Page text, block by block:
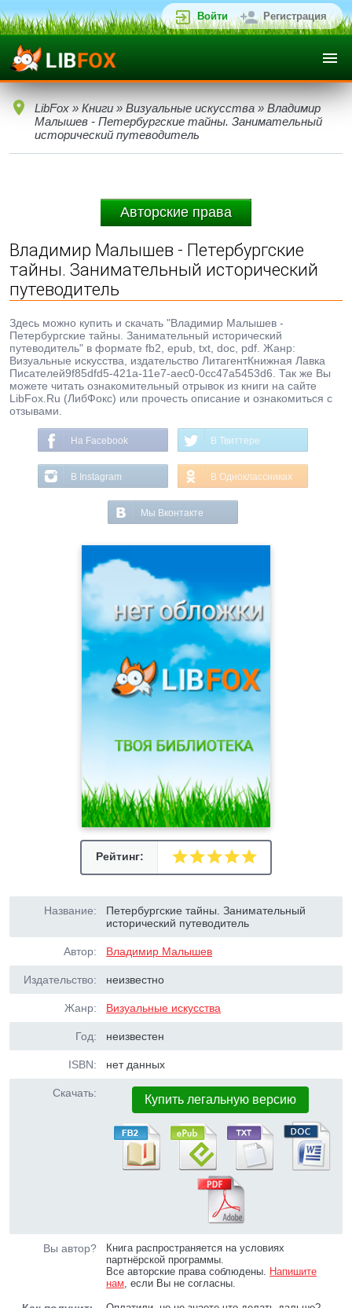
Войти Регистрация
LibFox » Книги » Визуальные искусства » Владимир
Малышев - Петербургские тайны. Занимательный
исторический путеводитель
Авторские права
Владимир Малышев - Петербургские
тайны. Занимательный исторический
путеводитель
Здесь можно купить и скачать "Владимир Малышев -
Петербургские тайны. Занимательный исторический
путеводитель" в формате fb2, epub, txt, doc, pdf. Жанр:
Визуальные искусства, издательство ЛитагентКнижная Лавка
Писателей9f85dfd5-421a-11e7-aec0-0cc47a5453d6. Так же Вы
можете читать ознакомительный отрывок из книги на сайте
LibFox.Ru (ЛибФокс) или прочесть описание и ознакомиться с
отзывами.
На Facebook В Твиттере
В Instagram В Одноклассниках
Мы Вконтакте
Рейтинг:
Название:
Петербургские тайны. Занимательный
исторический путеводитель
Автор: Владимир Малышев
Издательство: неизвестно
Жанр: Визуальные искусства
Год: неизвестен
ISBN: нет данных
Скачать: Купить легальную версию
Вы автор?
Книга распространяется на условиях
партнёрской программы.
Все авторские права соблюдены. Напишите
нам, если Вы не согласны.